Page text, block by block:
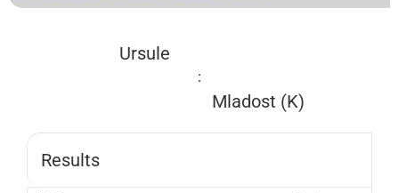
Ursule
:
Mladost (K)
Results